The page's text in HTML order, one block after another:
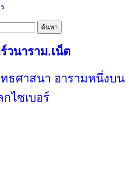
ค้นหา
วนาราม.เน็ต
ทธศาสนา อารามหนึ่งบน
กไซเบอร์